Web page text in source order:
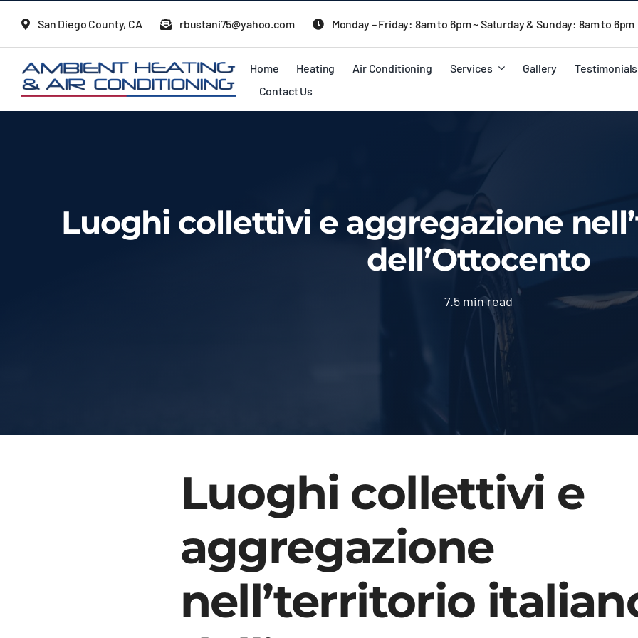
content
San Diego County, CA rbustani75@yahoo.com Monday – Friday: 8am to 6pm ~ Saturday & Sunday: 8am to 6pm
Home Heating Air Conditioning Services Gallery
Testimonials
Contact Us
Luoghi collettivi e aggregazione
dell’Ottocento
7.5 min read
Luoghi collettivi e
aggregazione
nell’territorio